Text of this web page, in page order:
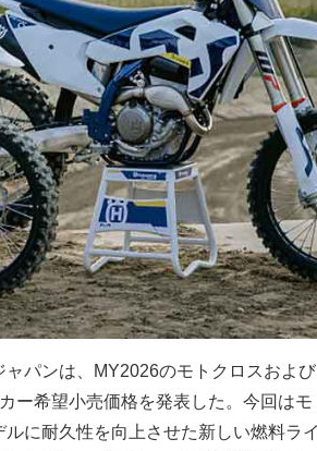
パンは、MY2026のモトクロスおよ
ー希望小売価格を発表した。今回はモ
に耐久性を向上させた新しい燃料ラ